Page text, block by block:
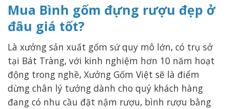
Mua Bình gốm đựng rượu đẹp ở
đâu giá tốt?
Là xưởng sản xuất gốm sứ quy mô lớn, có trụ sở
tại Bát Tràng, với kinh nghiệm hơn 10 năm hoạt
động trong nghề, Xưởng Gốm Việt sẽ là điểm
dừng chân lý tưởng dành cho quý khách hàng
đang có nhu cầu đặt nậm rượu, bình rượu bằng